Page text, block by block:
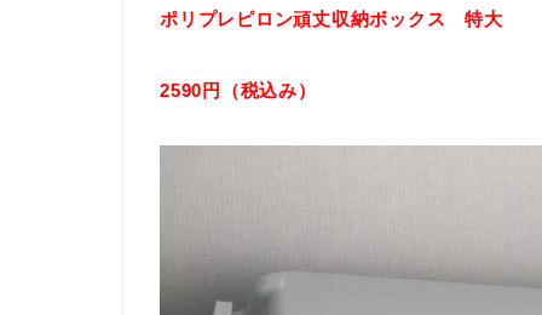
ポリプレピロン頑丈収納ボックス 特大
2590円（税込み）